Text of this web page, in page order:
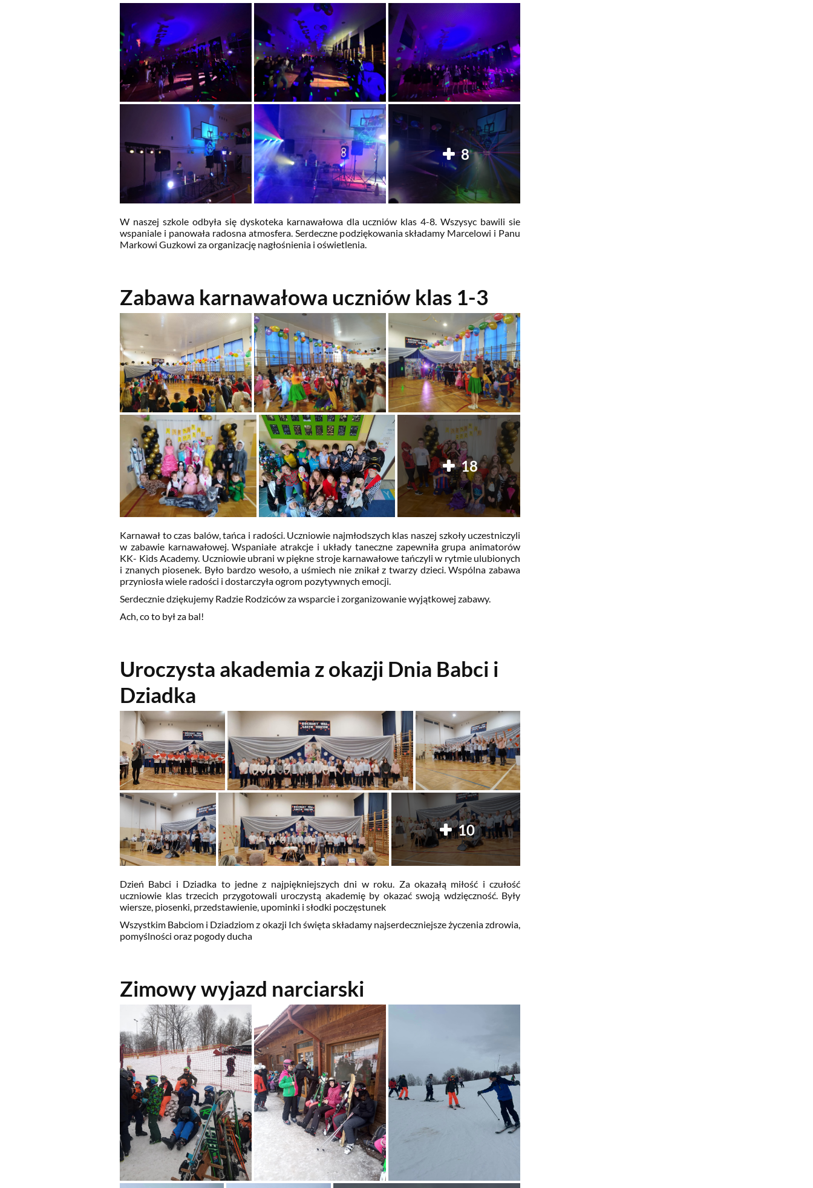
8
W naszej szkole odbyła się dyskoteka karnawałowa dla uczniów klas 4-8. Wszysyc bawili sie
wspaniale i panowała radosna atmosfera. Serdeczne podziękowania składamy Marcelowi i Panu
Markowi Guzkowi za organizację nagłośnienia i oświetlenia.
Zabawa karnawałowa uczniów klas 1-3
18
Karnawał to czas balów, tańca i radości. Uczniowie najmłodszych klas naszej szkoły uczestniczyli
w zabawie karnawałowej. Wspaniałe atrakcje i układy taneczne zapewniła grupa animatorów
KK- Kids Academy. Uczniowie ubrani w piękne stroje karnawałowe tańczyli w rytmie ulubionych
i znanych piosenek. Było bardzo wesoło, a uśmiech nie znikał z twarzy dzieci. Wspólna zabawa
przyniosła wiele radości i dostarczyła ogrom pozytywnych emocji.
Serdecznie dziękujemy Radzie Rodziców za wsparcie i zorganizowanie wyjątkowej zabawy.
Ach, co to był za bal!
Uroczysta akademia z okazji Dnia Babci i
Dziadka
10
Dzień Babci i Dziadka to jedne z najpiękniejszych dni w roku. Za okazałą miłość i czułość
uczniowie klas trzecich przygotowali uroczystą akademię by okazać swoją wdzięczność. Były
wiersze, piosenki, przedstawienie, upominki i słodki poczęstunek
Wszystkim Babciom i Dziadziom z okazji Ich święta składamy najserdeczniejsze życzenia zdrowia,
pomyślności oraz pogody ducha
Zimowy wyjazd narciarski